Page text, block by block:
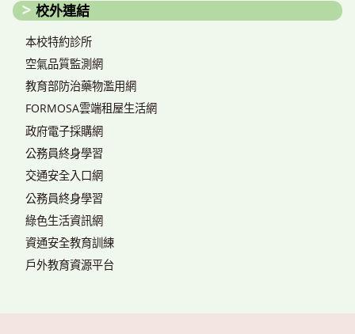
校外連結
本校特約診所
空氣品質監測網
教育部防治藥物濫用網
FORMOSA雲端租屋生活網
政府電子採購網
公務員終身學習
交通安全入口網
公務員終身學習
綠色生活資訊網
資通安全教育訓練
戶外教育資源平台